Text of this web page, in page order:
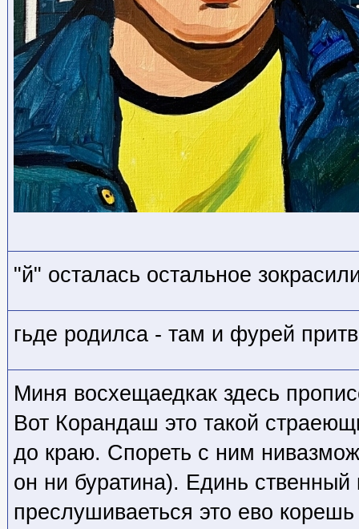
"й" осталась остальное
гьде родилса - там и фурей
Миня восхещаедкак здесь
Вот Корандаш это такой
до краю. Спореть с ним
он ни буратина). Единь ственный
преслушиваеться это ево